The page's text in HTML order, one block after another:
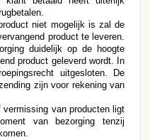
niet mogelijk is zal de
product te leveren.
duidelijk op de hoogte
product geleverd wordt. In
uitgesloten. De
zijn voor rekening van
van producten ligt
van bezorging tenzij